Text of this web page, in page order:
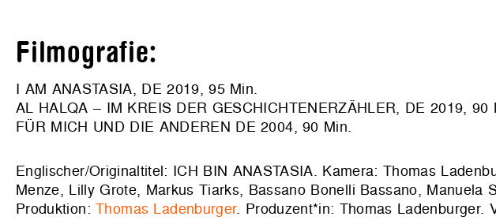
Filmografie:
I AM ANASTASIA, DE 2019, 95 Min.
AL HALQA – IM KREIS DER GESCHICHTENERZÄHLER, DE 2019, 90
FÜR MICH UND DIE ANDEREN DE 2004, 90 Min.
Englischer/Originaltitel: ICH BIN ANASTASIA. Kamera: Thomas
Menze, Lilly Grote, Markus Tiarks, Bassano Bonelli Bassano, Manuela
Produktion:Thomas Ladenburger. Produzent*in: Thomas Ladenburger.